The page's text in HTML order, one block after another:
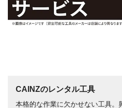
CAINZのレンタル工具
本格的な作業に欠かせない工具。